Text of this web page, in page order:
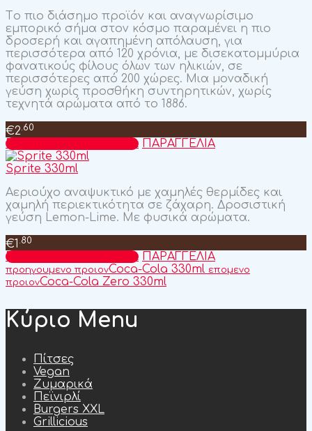
Tο πιο διάσημο προϊόν και αναγνωρίσιμο
εμπορικό σήμα στον κόσμο παραμένει η πιο
δροσερή και αγαπημένη απόλαυση, για
περισσότερα από 120 χρόνια, με δισεκατομμύρια
φανατικούς φίλους όλων των ηλικιών, σε
περισσότερες από 200 χώρες. Μια μοναδική
γεύση χωρίς προσθήκη συντηρητικών, χωρίς
τεχνητά αρώματα από το 1886.
€2 .60
Προσθήκη στο καλάθι ΠΑΡΑΓΓΕΛΙΑ
Sprite 330ml
Αεριούχο αναψυκτικό με χαμηλές θερμίδες και
χαμηλή περιεκτικότητα σε ζάχαρη. Δροσιστική
γεύση Lemon-Lime. Με φυσικά αρώματα.
€1 .80
Προσθήκη στο καλάθι ΠΑΡΑΓΓΕΛΙΑ
προηγουμενο προιονCoca-Cola 330ml επομενο
προιονCoca-Cola Zero 330ml
Κύριο Menu
Πίτσες
Vegan
Ζυμαρικά
Πεϊνιρλί
Burgers XXL
Grillicious